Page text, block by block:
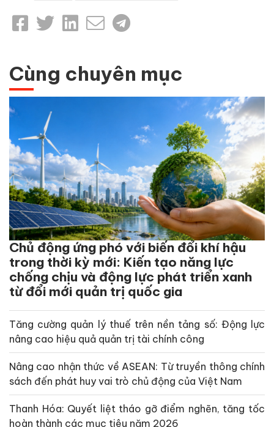
Cùng chuyên mục
Chủ động ứng phó với biến đổi khí hậu
trong thời kỳ mới: Kiến tạo năng lực
chống chịu và động lực phát triển xanh
từ đổi mới quản trị quốc gia
Tăng cường quản lý thuế trên nền tảng số: Động lực
nâng cao hiệu quả quản trị tài chính công
Nâng cao nhận thức về ASEAN: Từ truyền thông chính
sách đến phát huy vai trò chủ động của Việt Nam
Thanh Hóa: Quyết liệt tháo gỡ điểm nghẽn, tăng tốc
hoàn thành các mục tiêu năm 2026